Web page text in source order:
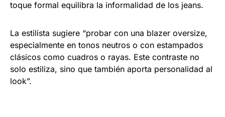
toque formal equilibra la informalidad de los jeans.
La estilista sugiere “probar con una blazer oversize,
especialmente en tonos neutros o con estampados
clásicos como cuadros o rayas. Este contraste no
solo estiliza, sino que también aporta personalidad al
look”.